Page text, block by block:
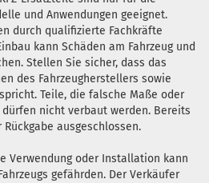
und Anwendungen geeignet.
durch qualifizierte Fachkräfte
kann Schäden am Fahrzeug und
Stellen Sie sicher, dass das
des Fahrzeugherstellers sowie
Teile, die falsche Maße oder
nicht verbaut werden. Bereits
ausgeschlossen.
Verwendung oder Installation kann
gefährden. Der Verkäufer